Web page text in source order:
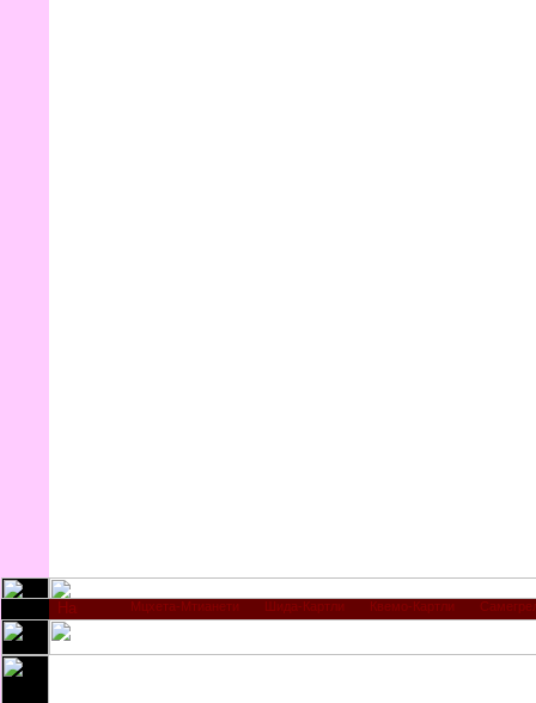
Мцхета-Мтианети Шида-Картли Квемо-Картли